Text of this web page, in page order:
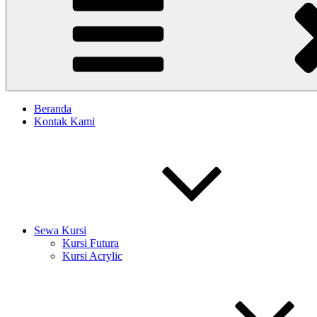
Beranda
Kontak Kami
Sewa Kursi
Kursi Futura
Kursi Acrylic